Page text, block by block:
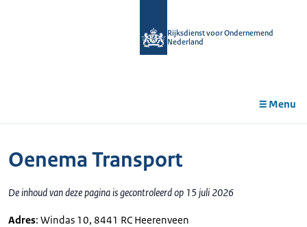
Rijksdienst voor Ondernemend
Nederland
Menu
Oenema Transport
De inhoud van deze pagina is gecontroleerd op 15 juli 2026
Adres: Windas 10, 8441 RC Heerenveen